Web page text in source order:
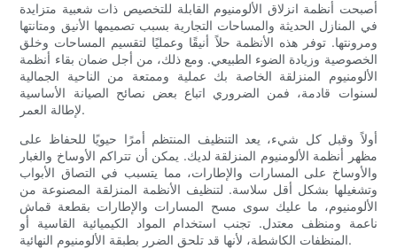
أصبحت أنظمة انزلاق الألومنيوم القابلة للتخصيص ذات شعبية متزايدة
في المنازل الحديثة والمساحات التجارية بسبب تصميمها الأنيق ومتانتها
ومرونتها. توفر هذه الأنظمة حلاً أنيقًا وعمليًا لتقسيم المساحات وخلق
الخصوصية وزيادة الضوء الطبيعي. ومع ذلك، من أجل ضمان بقاء أنظمة
الألومنيوم المنزلقة الخاصة بك عملية وممتعة من الناحية الجمالية
لسنوات قادمة، فمن الضروري اتباع بعض نصائح الصيانة الأساسية
لإطالة العمر.
أولاً وقبل كل شيء، يعد التنظيف المنتظم أمرًا حيويًا للحفاظ على
مظهر أنظمة الألومنيوم المنزلقة لديك. يمكن أن تتراكم الأوساخ والغبار
والأوساخ على المسارات والإطارات، مما يتسبب في التصاق الأبواب
وتشغيلها بشكل أقل سلاسة. لتنظيف الأنظمة المنزلقة المصنوعة من
الألومنيوم، ما عليك سوى مسح المسارات والإطارات بقطعة قماش
ناعمة ومنظف معتدل. تجنب استخدام المواد الكيميائية القاسية أو
المنظفات الكاشطة، لأنها قد تلحق الضرر بطبقة الألومنيوم النهائية.